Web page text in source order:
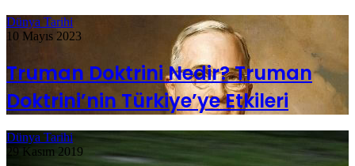
Dünya Tarihi
10 Mayıs 2023
Truman Doktrini Nedir? Truman
Doktrini’nin Türkiye’ye Etkileri
Dünya Tarihi
29 Kasım 2019